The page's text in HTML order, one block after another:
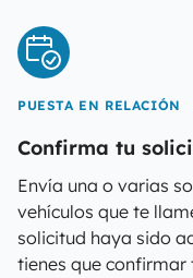
PUESTA EN RELACIÓN
Confirma tu
Envía una o varias
vehículos que te
solicitud haya sido
tienes que